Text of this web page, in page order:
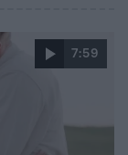
7:59